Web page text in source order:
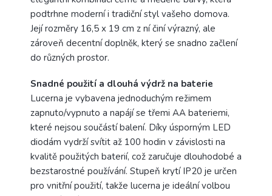
podtrhne moderní i tradiční styl vašeho domova.
Její rozměry 16,5 x 19 cm z ní činí výrazný, ale
zároveň decentní doplněk, který se snadno začlení
do různých prostor.
Snadné použití a dlouhá výdrž na baterie
Lucerna je vybavena jednoduchým režimem
zapnuto/vypnuto a napájí se třemi AA bateriemi,
které nejsou součástí balení. Díky úsporným LED
diodám vydrží svítit až 100 hodin v závislosti na
kvalitě použitých baterií, což zaručuje dlouhodobé a
bezstarostné používání. Stupeň krytí IP20 je určen
pro vnitřní použití, takže lucerna je ideální volbou